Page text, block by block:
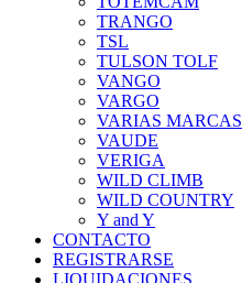
TRANGO
TSL
TULSON TOLF
VANGO
VARGO
VARIAS MARCAS
VAUDE
VERIGA
WILD CLIMB
WILD COUNTRY
Y and Y
CONTACTO
REGISTRARSE
LIQUIDACIONES